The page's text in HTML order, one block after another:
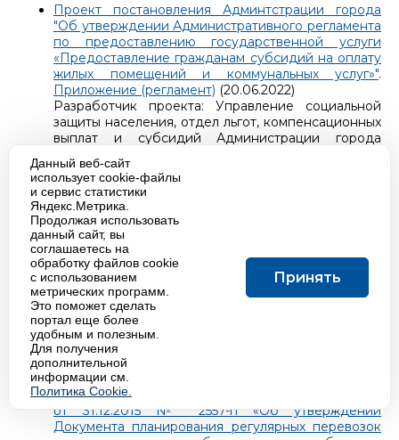
Проект постановления Админтстрации города
"Об утверждении Административного регламента
по предоставлению государственной услуги
«Предоставление гражданам субсидий на оплату
жилых помещений и коммунальных услуг»".
Приложение (регламент) (20.06.2022)
Разработчик проекта: Управление социальной
защиты населения, отдел льгот, компенсационных
выплат и субсидий Администрации города
Адрес электронной почты для направления
экспертных заключений:
ev_zhukova@admobninsk.ru
Даты начала и окончания приема заявлений по
результатам независимой экспертизы: 20.06.2022 /
19.07.2022.
Проект постановления Администрации города
"Об утверждении Документа планирования
регулярных перевозок пассажиров и багажа
автомобильным транспортом по муниципальным
маршрутам регулярных перевозок на территории
муниципального образования «Город Обнинск» на
2022-2027 годы, и признании утратившим силу
постановления Администрации города Обнинска
от 31.12.2015 № 2557-п «Об утверждении
Документа планирования регулярных перевозок
Данный веб-сайт
использует cookie-файлы
и сервис статистики
Яндекс.Метрика.
Продолжая использовать
данный сайт, вы
соглашаетесь на
обработку файлов cookie
с использованием
метрических программ.
Это поможет сделать
портал еще более
удобным и полезным.
Для получения
дополнительной
информации см.
Политика Cookie.
Принять